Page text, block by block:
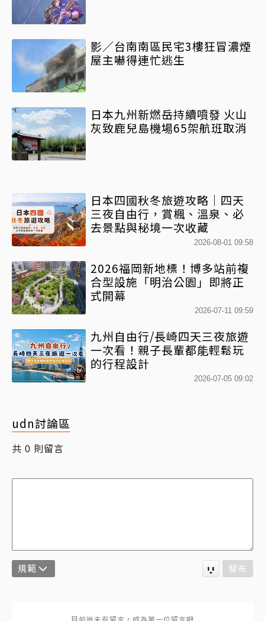
影／台南南區民宅3樓狂冒濃煙
屋主嚇得連忙逃生
日本九州新燃岳持續噴發 火山
灰致鹿兒島機場65架航班取消
日本四國秋冬旅遊攻略｜四天
三夜自由行，賞楓、溫泉、必
去景點與秘境一次收藏
2026-08-01 09:58
2026福岡新地標！博多站前複
合型設施「明治公園」即將正
式開幕
2026-07-11 09:59
九州自由行/長崎四天三夜旅遊
一次看！親子長輩都能輕鬆玩
的行程設計
2026-07-05 09:02
udn討論區
共 0 則留言
規範 發布